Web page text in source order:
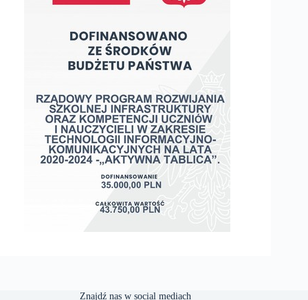
Znajdź nas w social mediach